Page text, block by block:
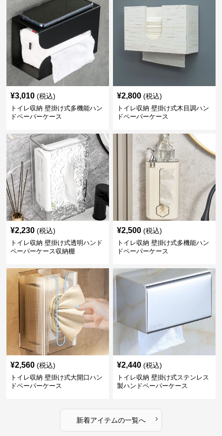
¥3,010 (税込)
トイレ収納 壁掛け式多機能ハン
ドペーパーケース
¥2,800 (税込)
トイレ収納 壁掛け式木目調ハン
ドペーパーケース
¥2,230 (税込)
トイレ収納 壁掛け式透明ハンド
ペーパーケース収納棚
¥2,500 (税込)
トイレ収納 壁掛け式多機能ハン
ドペーパーケース
¥2,560 (税込)
トイレ収納 壁掛け式大開口ハン
ドペーパーケース
¥2,440 (税込)
トイレ収納 壁掛け式ステンレス
製ハンドペーパーケース
新着アイテムの一覧へ ›